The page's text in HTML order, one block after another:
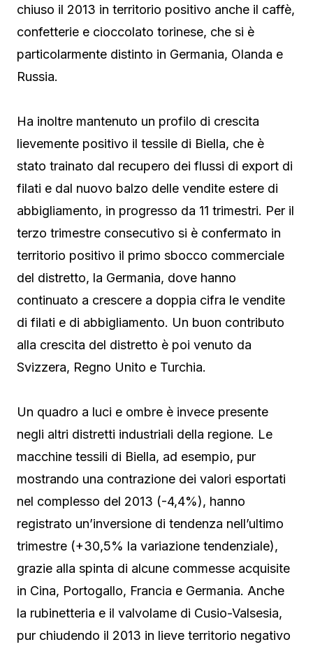
chiuso il 2013 in territorio positivo anche il caffè,
confetterie e cioccolato torinese, che si è
particolarmente distinto in Germania, Olanda e
Russia.
Ha inoltre mantenuto un profilo di crescita
lievemente positivo il tessile di Biella, che è
stato trainato dal recupero dei flussi di export di
filati e dal nuovo balzo delle vendite estere di
abbigliamento, in progresso da 11 trimestri. Per il
terzo trimestre consecutivo si è confermato in
territorio positivo il primo sbocco commerciale
del distretto, la Germania, dove hanno
continuato a crescere a doppia cifra le vendite
di filati e di abbigliamento. Un buon contributo
alla crescita del distretto è poi venuto da
Svizzera, Regno Unito e Turchia.
Un quadro a luci e ombre è invece presente
negli altri distretti industriali della regione. Le
macchine tessili di Biella, ad esempio, pur
mostrando una contrazione dei valori esportati
nel complesso del 2013 (-4,4%), hanno
registrato un’inversione di tendenza nell’ultimo
trimestre (+30,5% la variazione tendenziale),
grazie alla spinta di alcune commesse acquisite
in Cina, Portogallo, Francia e Germania. Anche
la rubinetteria e il valvolame di Cusio-Valsesia,
pur chiudendo il 2013 in lieve territorio negativo